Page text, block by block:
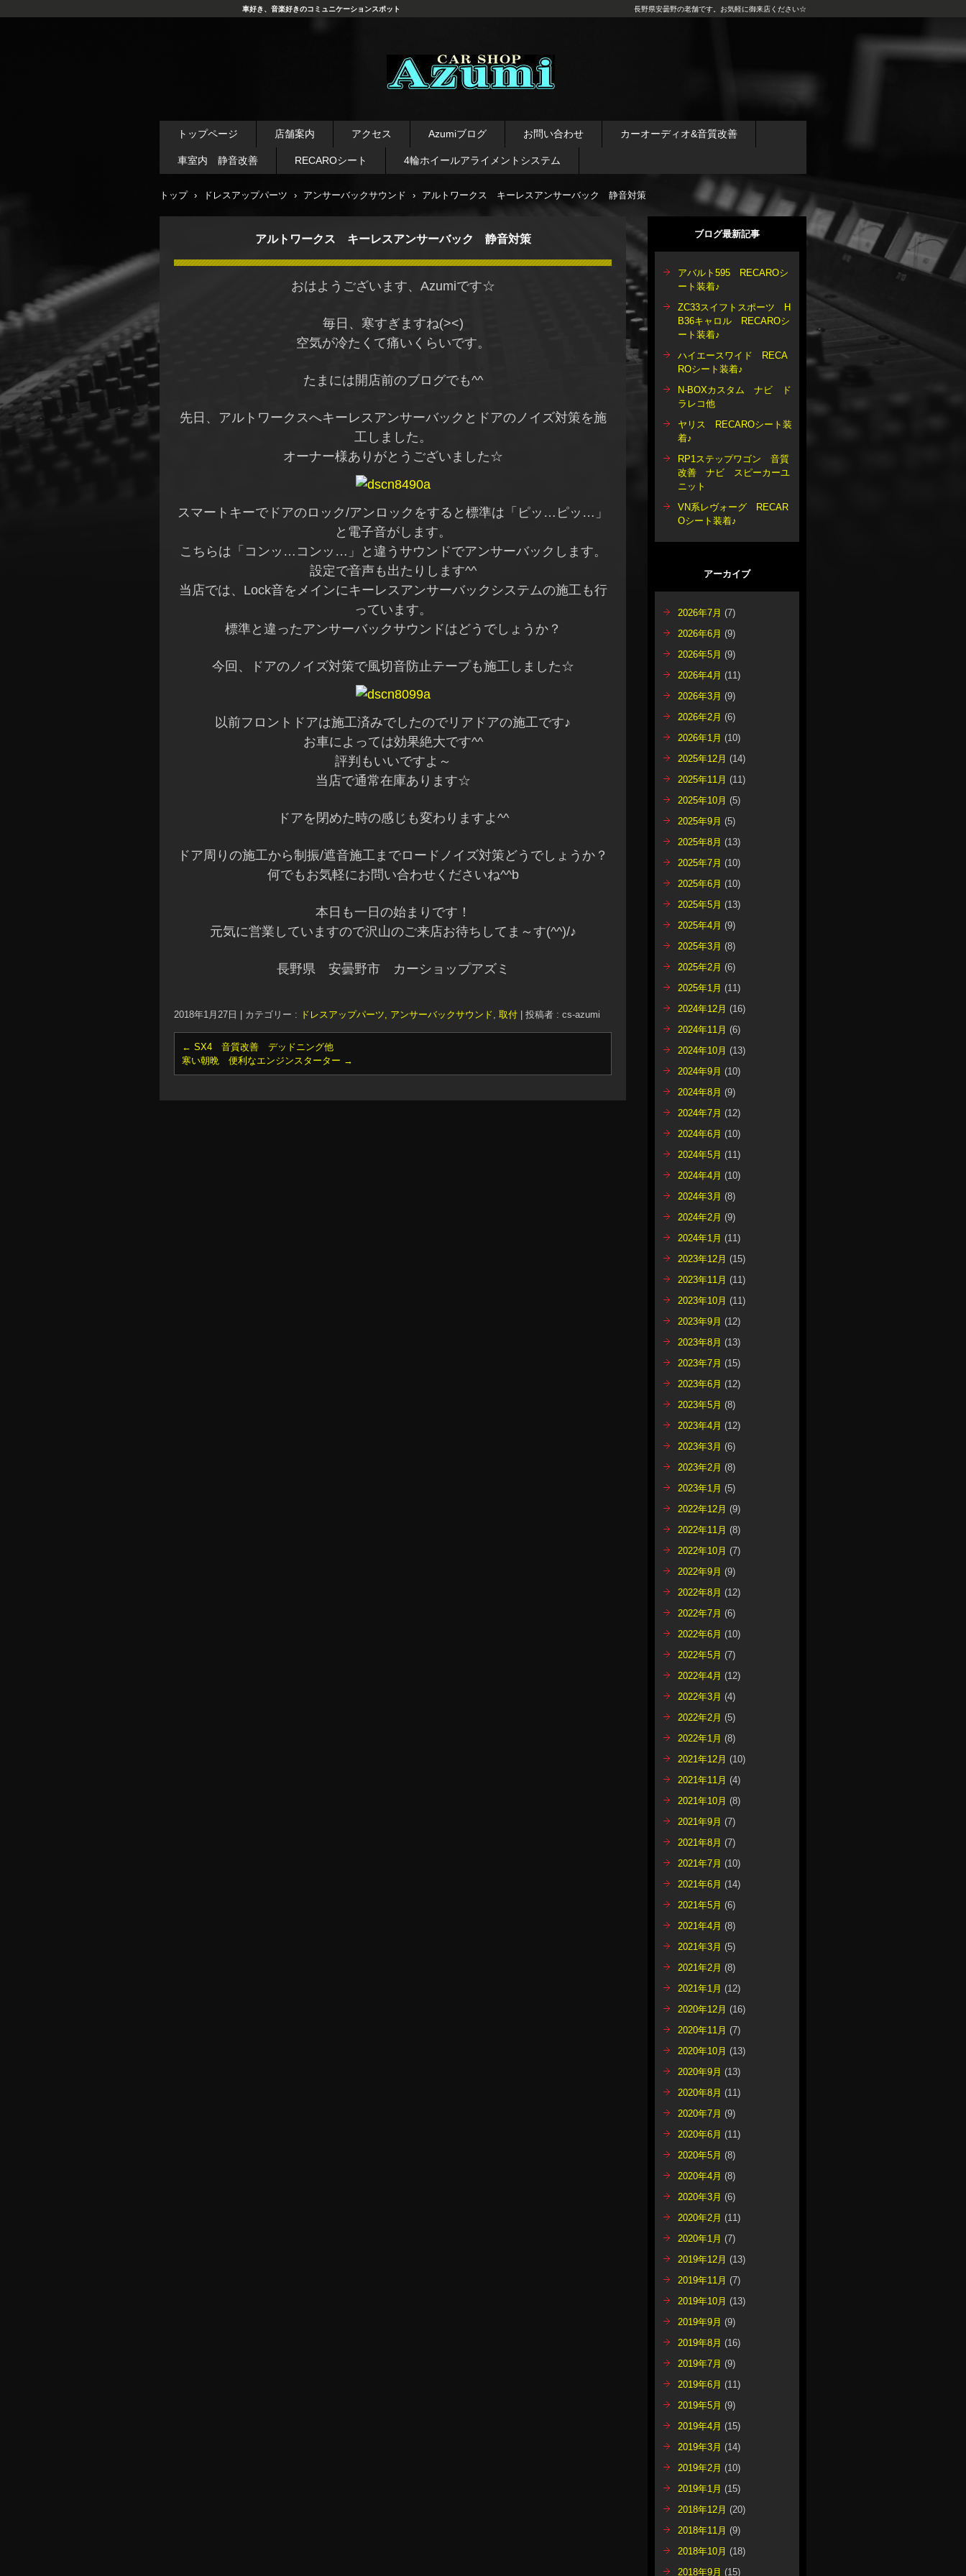
イール デッドニング カーオ
ーディオ レカロシート
車好き、音楽好きのコミュニケーションスポット 長野県安曇野の老舗です。お気軽に御来店ください☆
トップページ 店舗案内 アクセス Azumiブログ お問い合わせ カーオーディオ&音質改善
車室内 静音改善 RECAROシート 4輪ホイールアライメントシステム
トップ › ドレスアップパーツ › アンサーバックサウンド › アルトワークス キーレスアンサーバック 静音対策
アルトワークス キーレスアンサーバック 静音対策
おはようございます、Azumiです☆
毎日、寒すぎますね(><)
空気が冷たくて痛いくらいです。
たまには開店前のブログでも^^
先日、アルトワークスへキーレスアンサーバックとドアのノイズ対策を施
工しました。
オーナー様ありがとうございました☆
スマートキーでドアのロック/アンロックをすると標準は「ピッ…ピッ…」
と電子音がします。
こちらは「コンッ…コンッ…」と違うサウンドでアンサーバックします。
設定で音声も出たりします^^
当店では、Lock音をメインにキーレスアンサーバックシステムの施工も行
っています。
標準と違ったアンサーバックサウンドはどうでしょうか？
今回、ドアのノイズ対策で風切音防止テープも施工しました☆
以前フロントドアは施工済みでしたのでリアドアの施工です♪
お車によっては効果絶大です^^
評判もいいですよ～
当店で通常在庫あります☆
ドアを閉めた時の感じも変わりますよ^^
ドア周りの施工から制振/遮音施工までロードノイズ対策どうでしょうか？
何でもお気軽にお問い合わせくださいね^^b
本日も一日の始まりです！
元気に営業していますので沢山のご来店お待ちしてま～す(^^)/♪
長野県 安曇野市 カーショップアズミ
2018年1月27日 カテゴリー : ドレスアップパーツ, アンサーバックサウンド, 取付 投稿者 : cs-azumi
← SX4 音質改善 デッドニング他
寒い朝晩 便利なエンジンスターター →
ブログ最新記事
アバルト595 RECAROシ
ート装着♪
ZC33スイフトスポーツ H
B36キャロル RECAROシ
ート装着♪
ハイエースワイド RECA
ROシート装着♪
N-BOXカスタム ナビ ド
ラレコ他
ヤリス RECAROシート装
着♪
RP1ステップワゴン 音質
改善 ナビ スピーカーユ
ニット
VN系レヴォーグ RECAR
Oシート装着♪
アーカイブ
2026年7月 (7)
2026年6月 (9)
2026年5月 (9)
2026年4月 (11)
2026年3月 (9)
2026年2月 (6)
2026年1月 (10)
2025年12月 (14)
2025年11月 (11)
2025年10月 (5)
2025年9月 (5)
2025年8月 (13)
2025年7月 (10)
2025年6月 (10)
2025年5月 (13)
2025年4月 (9)
2025年3月 (8)
2025年2月 (6)
2025年1月 (11)
2024年12月 (16)
2024年11月 (6)
2024年10月 (13)
2024年9月 (10)
2024年8月 (9)
2024年7月 (12)
2024年6月 (10)
2024年5月 (11)
2024年4月 (10)
2024年3月 (8)
2024年2月 (9)
2024年1月 (11)
2023年12月 (15)
2023年11月 (11)
2023年10月 (11)
2023年9月 (12)
2023年8月 (13)
2023年7月 (15)
2023年6月 (12)
2023年5月 (8)
2023年4月 (12)
2023年3月 (6)
2023年2月 (8)
2023年1月 (5)
2022年12月 (9)
2022年11月 (8)
2022年10月 (7)
2022年9月 (9)
2022年8月 (12)
2022年7月 (6)
2022年6月 (10)
2022年5月 (7)
2022年4月 (12)
2022年3月 (4)
2022年2月 (5)
2022年1月 (8)
2021年12月 (10)
2021年11月 (4)
2021年10月 (8)
2021年9月 (7)
2021年8月 (7)
2021年7月 (10)
2021年6月 (14)
2021年5月 (6)
2021年4月 (8)
2021年3月 (5)
2021年2月 (8)
2021年1月 (12)
2020年12月 (16)
2020年11月 (7)
2020年10月 (13)
2020年9月 (13)
2020年8月 (11)
2020年7月 (9)
2020年6月 (11)
2020年5月 (8)
2020年4月 (8)
2020年3月 (6)
2020年2月 (11)
2020年1月 (7)
2019年12月 (13)
2019年11月 (7)
2019年10月 (13)
2019年9月 (9)
2019年8月 (16)
2019年7月 (9)
2019年6月 (11)
2019年5月 (9)
2019年4月 (15)
2019年3月 (14)
2019年2月 (10)
2019年1月 (15)
2018年12月 (20)
2018年11月 (9)
2018年10月 (18)
2018年9月 (15)